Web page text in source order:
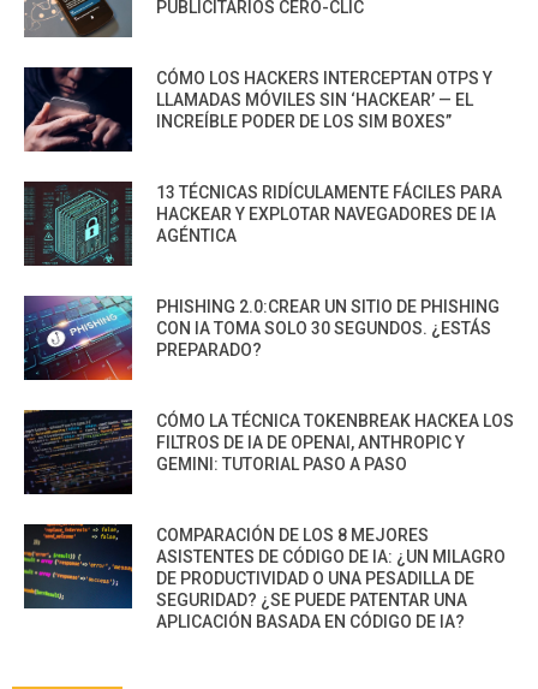
PUBLICITARIOS CERO-CLIC
CÓMO LOS HACKERS INTERCEPTAN OTPS Y
LLAMADAS MÓVILES SIN ‘HACKEAR’ — EL
INCREÍBLE PODER DE LOS SIM BOXES”
13 TÉCNICAS RIDÍCULAMENTE FÁCILES PARA
HACKEAR Y EXPLOTAR NAVEGADORES DE IA
AGÉNTICA
PHISHING 2.0:CREAR UN SITIO DE PHISHING
CON IA TOMA SOLO 30 SEGUNDOS. ¿ESTÁS
PREPARADO?
CÓMO LA TÉCNICA TOKENBREAK HACKEA LOS
FILTROS DE IA DE OPENAI, ANTHROPIC Y
GEMINI: TUTORIAL PASO A PASO
COMPARACIÓN DE LOS 8 MEJORES
ASISTENTES DE CÓDIGO DE IA: ¿UN MILAGRO
DE PRODUCTIVIDAD O UNA PESADILLA DE
SEGURIDAD? ¿SE PUEDE PATENTAR UNA
APLICACIÓN BASADA EN CÓDIGO DE IA?